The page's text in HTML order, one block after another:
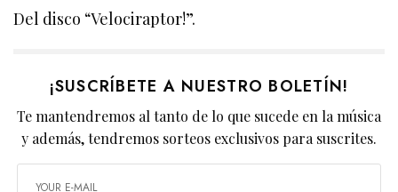
Del disco “Velociraptor!”.
¡SUSCRÍBETE A NUESTRO BOLETÍN!
Te mantendremos al tanto de lo que sucede en la música
y además, tendremos sorteos exclusivos para suscrites.